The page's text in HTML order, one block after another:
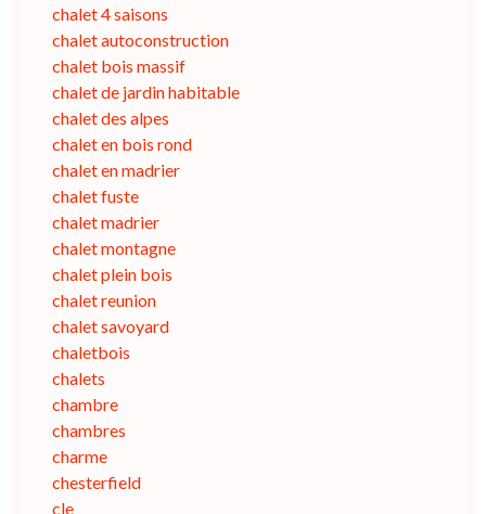
chalet 4 saisons
chalet autoconstruction
chalet bois massif
chalet de jardin habitable
chalet des alpes
chalet en bois rond
chalet en madrier
chalet fuste
chalet madrier
chalet montagne
chalet plein bois
chalet reunion
chalet savoyard
chaletbois
chalets
chambre
chambres
charme
chesterfield
cle